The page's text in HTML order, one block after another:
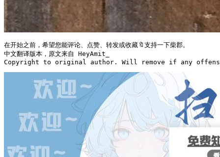
在开始之前，希望您能评论、点赞、转发或收藏🔖支持一下柴郡。
中文翻译版本，原文来自 HeyAmit_
Copyright to original author. Will remove if any